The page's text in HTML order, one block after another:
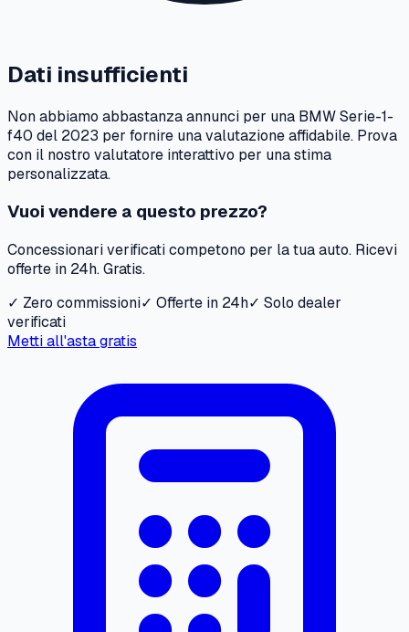
Dati insufficienti
Non abbiamo abbastanza annunci per una BMWSerie-1-
f40 del 2023 per fornire una valutazione affidabile. Prova
con il nostro valutatore interattivo per una stima
personalizzata.
Vuoi vendere a questo prezzo?
Concessionari verificati competono per la tua auto. Ricevi
offerte in 24h. Gratis.
✓ Zero commissioni✓ Offerte in 24h✓ Solo dealer
verificati
Metti all'asta gratis